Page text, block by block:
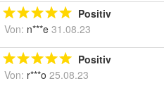
Positiv
Von: n***e 31.08.23
Positiv
Von: r***o 25.08.23